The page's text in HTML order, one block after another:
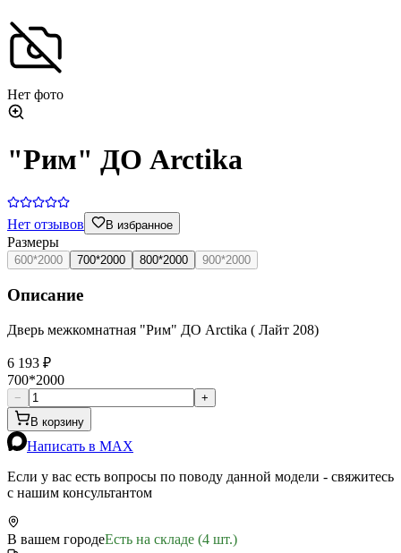
Нет фото
"Рим" ДО Arctika
Нет отзывов В избранное
Размеры
600*2000 700*2000 800*2000 900*2000
Описание
Дверь межкомнатная "Рим" ДО Arctika ( Лайт 208)
6 193 ₽
700*2000
−
+
В корзину
Написать в MAX
Если у вас есть вопросы по поводу данной модели - свяжитесь
с нашим консультантом
В вашем городеЕсть на складе (4 шт.)